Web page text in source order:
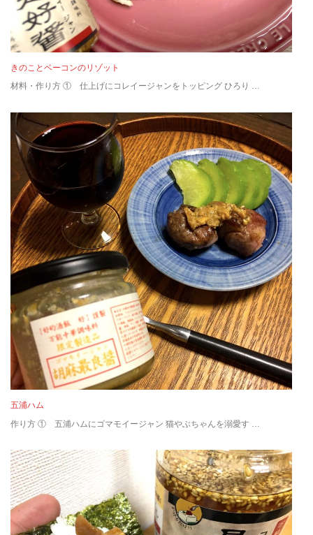
きのことベーコンのリゾット
材料・作り方 ① 仕上げにコレイージャンをトッピング ひろり …
五浦ハム
作り方 ① 五浦ハムにゴマモイージャン 猫やぶちゃんを溺愛す …